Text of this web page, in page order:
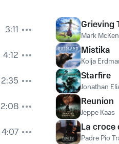
3:11
4:12
2:35
2:08
4:07
Grieving
Mark
Mistika
Kolja
Starfire
Jonathan
Reunion
Jeppe Kaas
La croce
Padre Pio